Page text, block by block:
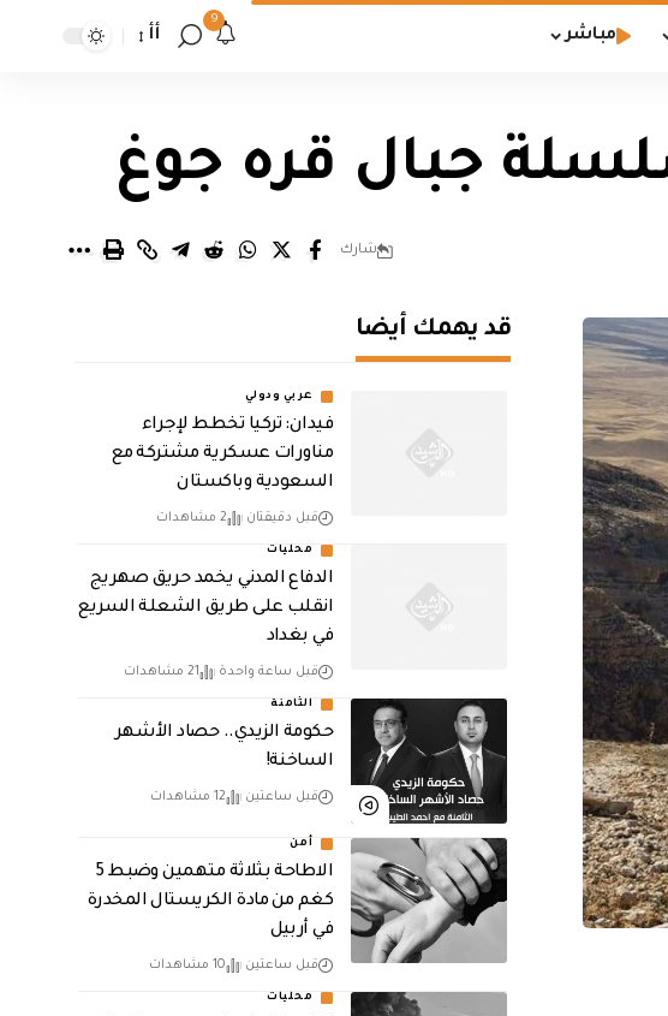
مباشر
9
أأ
جبال قره جوغ
شارك
قد يهمك أيضا
عربي ودولي
فيدان: تركيا تخطط لإجراء
مناورات عسكرية مشتركة مع
السعودية وباكستان
قبل دقيقتان 2 مشاهدات
محليات
الدفاع المدني يخمد حريق صهريج
انقلب على طريق الشعلة السريع
في بغداد
قبل ساعة واحدة 21 مشاهدات
الثامنة
حكومة الزيدي.. حصاد الأشهر
الساخنة!
قبل ساعتين 12 مشاهدات
أمن
الاطاحة بثلاثة متهمين وضبط 5
كغم من مادة الكريستال المخدرة ​
في أربيل
قبل ساعتين 10 مشاهدات
محليات